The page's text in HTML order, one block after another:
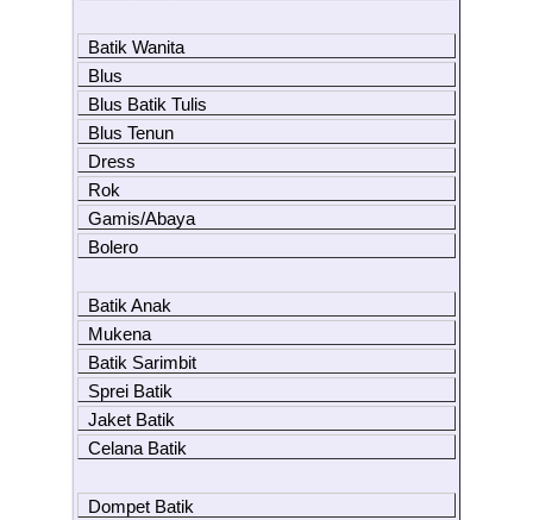
Batik Wanita
Blus
Blus Batik Tulis
Blus Tenun
Dress
Rok
Gamis/Abaya
Bolero
Batik Anak
Mukena
Batik Sarimbit
Sprei Batik
Jaket Batik
Celana Batik
Dompet Batik